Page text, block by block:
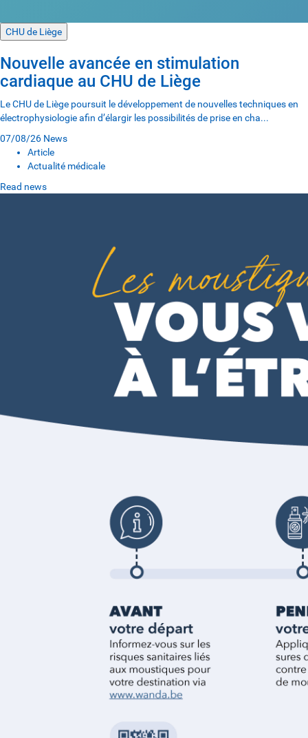
CHU de Liège
Nouvelle avancée en stimulation
cardiaque au CHU de Liège
Le CHU de Liège poursuit le développement de nouvelles techniques en
électrophysiologie afin d’élargir les possibilités de prise en cha...
07/08/26 News
Article
Actualité médicale
Read news